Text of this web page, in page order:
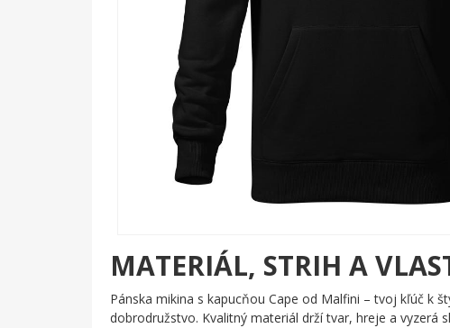
MATERIÁL, STRIH A
Pánska mikina s kapucňou Cape od Malfini – tvoj kľúč k
dobrodružstvo. Kvalitný materiál drží tvar, hreje a vyzerá